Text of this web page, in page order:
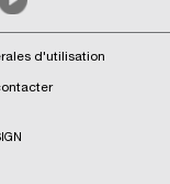
d'utilisation